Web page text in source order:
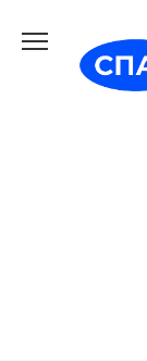
содержанию